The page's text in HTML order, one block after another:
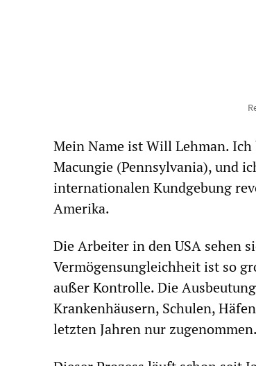
Mein Name ist Will Lehman.
Macungie (Pennsylvania), und
internationalen Kundgebung
Amerika.
Die Arbeiter in den USA sehen
Vermögensungleichheit ist so
außer Kontrolle. Die
Krankenhäusern, Schulen,
letzten Jahren nur zugenommen.